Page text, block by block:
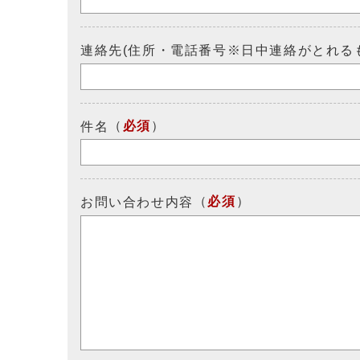
連絡先(住所・電話番号※日中連絡がとれる
件名 （ 必須 ）
お問い合わせ内容 （ 必須 ）